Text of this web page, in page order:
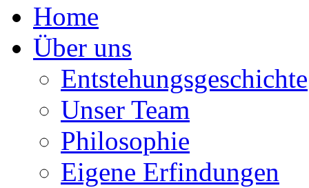
Home
Über uns
Entstehungsgeschichte
Unser Team
Philosophie
Eigene Erfindungen